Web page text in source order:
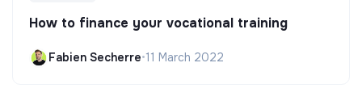
How to finance your vocational training
Fabien Secherre•11 March 2022